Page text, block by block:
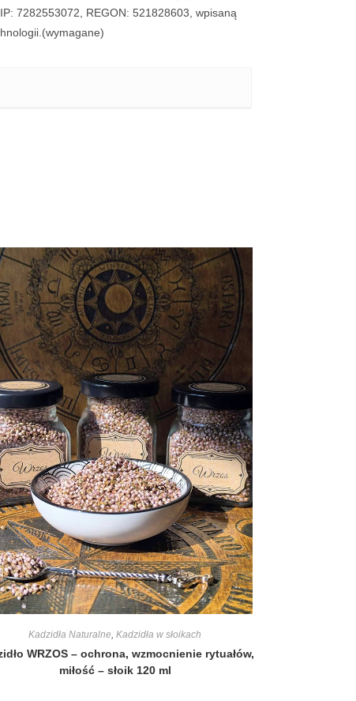
7282553072, REGON: 521828603, wpisaną
(wymagane)
Kadzidła Naturalne,Kadzidła w słoikach
WRZOS – ochrona, wzmocnienie rytuałów,
miłość – słoik 120 ml